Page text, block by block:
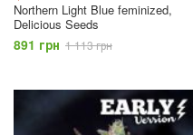
Northern Light Blue feminized,
Delicious Seeds
891 грн 1 113 грн